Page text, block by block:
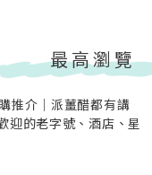
最高瀏覽
推介｜派薑醋都有講
迎的老字號、酒店、星